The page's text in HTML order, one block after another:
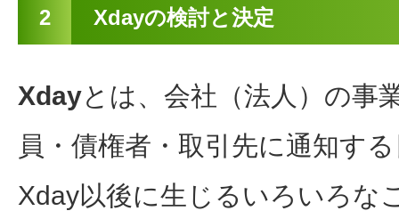
2 Xdayの検討と決定
Xdayとは、会社（法人）の事
員・債権者・取引先に通知す
Xday以後に生じるいろいろな